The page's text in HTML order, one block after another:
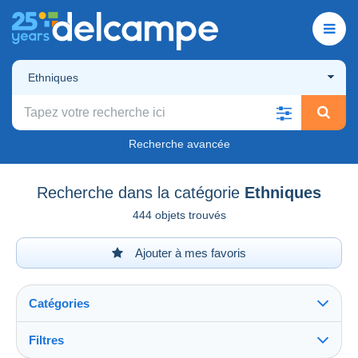
Ethniques
Recherche avancée
Recherche dans la catégorie Ethniques
444 objets trouvés
Ajouter à mes favoris
Catégories
Filtres